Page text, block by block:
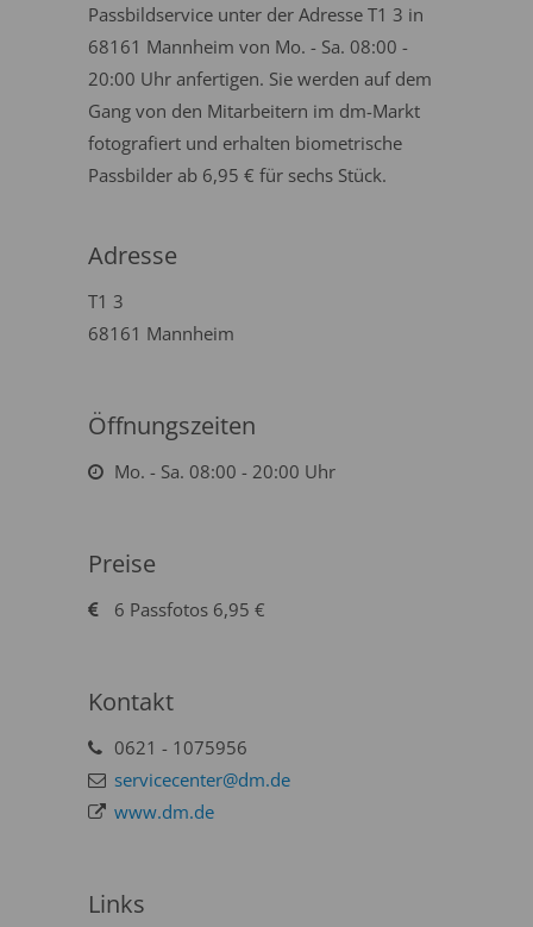
Passbildservice unter der Adresse T1 3 in
68161 Mannheim von Mo. - Sa. 08:00 -
20:00 Uhr anfertigen. Sie werden auf dem
Gang von den Mitarbeitern im dm-Markt
fotografiert und erhalten biometrische
Passbilder ab 6,95 € für sechs Stück.
Adresse
T1 3
68161 Mannheim
Öffnungszeiten
Mo. - Sa. 08:00 - 20:00 Uhr
Preise
6 Passfotos 6,95 €
Kontakt
0621 - 1075956
servicecenter@dm.de
www.dm.de
Links